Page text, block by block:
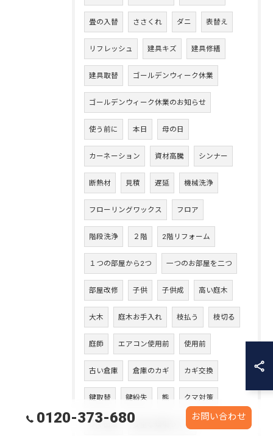
畳の入替 ささくれ ダニ 表替え
リフレッシュ 建具キズ 建具修繕
建具取替 ゴールデンウィーク休業
ゴールデンウィーク休業のお知らせ
使う前に 本日 母の日
カーネーション 資材高騰 シンナー
断熱材 見積 遅延 機械洗浄
フローリングワックス フロア
階段洗浄 ２階 2階リフォーム
１つの部屋から2つ 一つのお部屋を二つ
部屋改修 子供 子供成 高い庭木
大木 庭木お手入れ 枝払う 枝切る
庭師 エアコン使用前 使用前
古い倉庫 倉庫のカギ カギ交換
鍵取替 鍵紛失 熊 クマ対策
クマ出没 安全な環境づくり
0120-373-680 お問い合わせ